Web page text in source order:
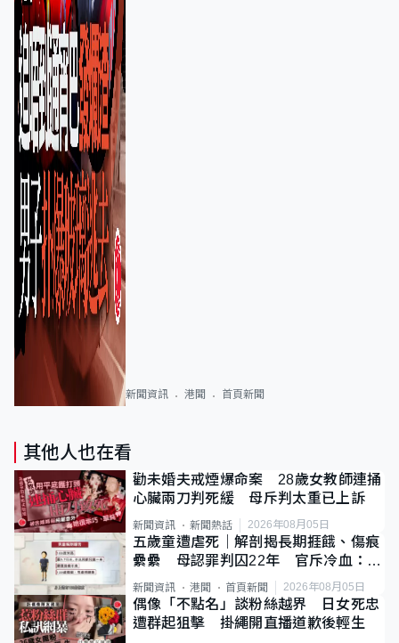
新聞資訊 港聞 首頁新聞
其他人也在看
勸未婚夫戒煙爆命案 28歲女教師連捅
心臟兩刀判死緩 母斥判太重已上訴
新聞資訊 新聞熱話 2026年08月05日
五歲童遭虐死｜解剖揭長期捱餓、傷痕
纍纍 母認罪判囚22年 官斥冷血：同
類案最惡劣
新聞資訊 港聞 首頁新聞 2026年08月05日
偶像「不點名」談粉絲越界 日女死忠
遭群起狙擊 掛繩開直播道歉後輕生